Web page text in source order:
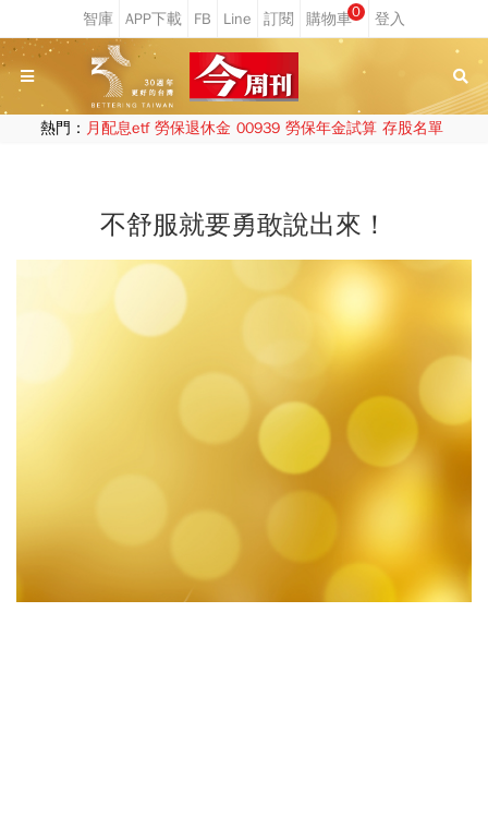
0
熱門： 月配息etf 勞保退休金 00939 勞保年金試算 存股名單
不舒服就要勇敢說出來！